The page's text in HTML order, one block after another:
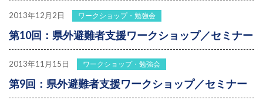
2013年12月2日 ワークショップ・勉強会
第10回：県外避難者支援ワークショップ／セミナー
2013年11月15日 ワークショップ・勉強会
第9回：県外避難者支援ワークショップ／セミナー